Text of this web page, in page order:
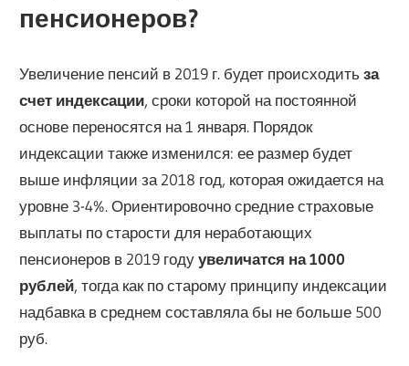
пенсионеров?
Увеличение пенсий в 2019 г. будет происходитьза
счет индексации, сроки которой на постоянной
основе переносятся на 1 января. Порядок
индексации также изменился: ее размер будет
выше инфляции за 2018 год, которая ожидается на
уровне 3-4%. Ориентировочно средние страховые
выплаты по старости для неработающих
пенсионеров в 2019 годуувеличатся на 1000
рублей, тогда как по старому принципу индексации
надбавка в среднем составляла бы не больше 500
руб.